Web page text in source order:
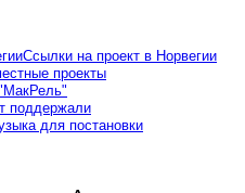
Ссылки на проект в Норвегии
проекты
поддержали
для постановки